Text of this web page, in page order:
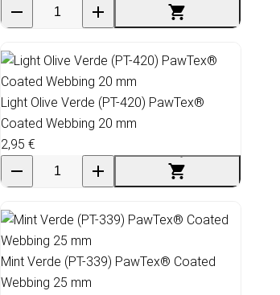
Light Olive Verde (PT-420) PawTex®
Coated Webbing 20 mm
2,95 €
Mint Verde (PT-339) PawTex® Coated
Webbing 25 mm